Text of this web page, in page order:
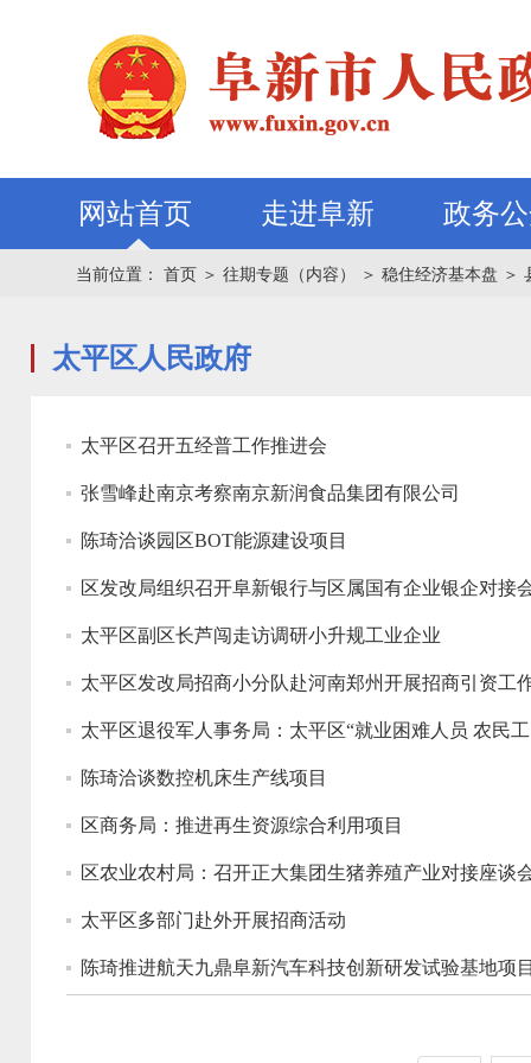
网站首页 走进阜新 政务
当前位置： 首页 ＞ 往期专题（内容） ＞ 稳住经济基本盘 ＞
太平区人民政府
太平区召开五经普工作推进会
张雪峰赴南京考察南京新润食品集团有限公司
陈琦洽谈园区BOT能源建设项目
区发改局组织召开阜新银行与区属国有企业银企对接
太平区副区长芦闯走访调研小升规工业企业
太平区发改局招商小分队赴河南郑州开展招商引资工
太平区退役军人事务局：太平区“就业困难人员 农民
陈琦洽谈数控机床生产线项目
区商务局：推进再生资源综合利用项目
区农业农村局：召开正大集团生猪养殖产业对接座谈
太平区多部门赴外开展招商活动
陈琦推进航天九鼎阜新汽车科技创新研发试验基地项